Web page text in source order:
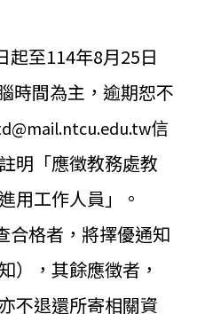
至114年8月25日
時間為主，逾期恕不
mail.ntcu.edu.tw信
明「應徵教務處教
用工作人員」。
格者，將擇優通知
）
，其餘應徵者，
不退還所寄相關資